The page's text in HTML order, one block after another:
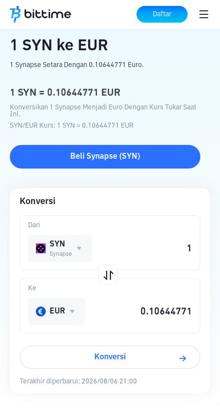
Daftar
Beranda Konverter Kripto ke EUR
1 SYN ke EUR
1 Synapse Setara Dengan 0.10644771 Euro.
1 SYN = 0.10644771 EUR
Konversikan 1 Synapse Menjadi Euro Dengan Kurs Tukar Saat
Ini.
SYN/EUR Kurs: 1 SYN = 0.10644771 EUR
Beli Synapse (SYN )
Konversi
Dari
SYN
Synapse
Ke
EUR
Konversi
Terakhir diperbarui: 2026/08/06 21:00